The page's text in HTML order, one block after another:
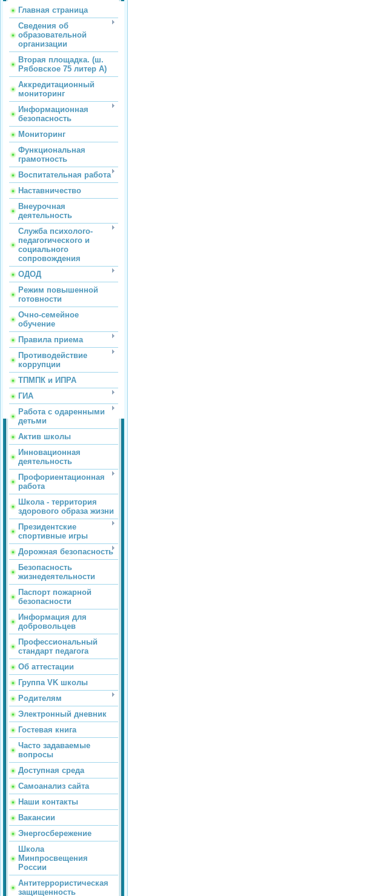
Главная страница
Сведения об
образовательной
организации
Вторая площадка. (ш.
Рябовское 75 литер А)
Аккредитационный
мониторинг
Информационная
безопасность
Мониторинг
Функциональная
грамотность
Воспитательная работа
Наставничество
Внеурочная
деятельность
Служба психолого-
педагогического и
социального
сопровождения
ОДОД
Режим повышенной
готовности
Очно-семейное
обучение
Правила приема
Противодействие
коррупции
ТПМПК и ИПРА
ГИА
Работа с одаренными
детьми
Актив школы
Инновационная
деятельность
Профориентационная
работа
Школа - территория
здорового образа жизни
Президентские
спортивные игры
Дорожная безопасность
Безопасность
жизнедеятельности
Паспорт пожарной
безопасности
Информация для
добровольцев
Профессиональный
стандарт педагога
Об аттестации
Группа VK школы
Родителям
Электронный дневник
Гостевая книга
Часто задаваемые
вопросы
Доступная среда
Самоанализ сайта
Наши контакты
Вакансии
Энергосбережение
Школа
Минпросвещения
России
Антитеррористическая
защищенность